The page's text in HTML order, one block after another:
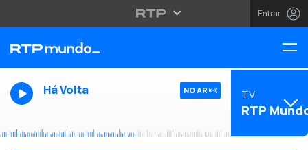
Entrar
Há Volta NO AR TV
RTP